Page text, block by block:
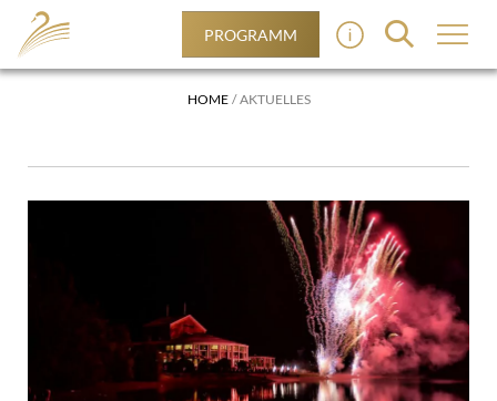
PROGRAMM
HOME AKTUELLES